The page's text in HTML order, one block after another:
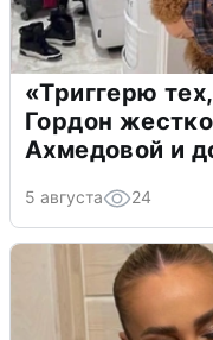
«Триггерю
Гордон
Ахмедовой и
5 августа 24